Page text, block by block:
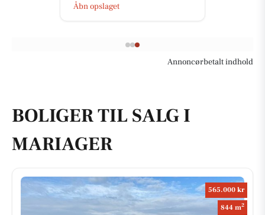
Åbn opslaget
Annoncørbetalt indhold
BOLIGER TIL SALG I
MARIAGER
565.000 kr
844 m2